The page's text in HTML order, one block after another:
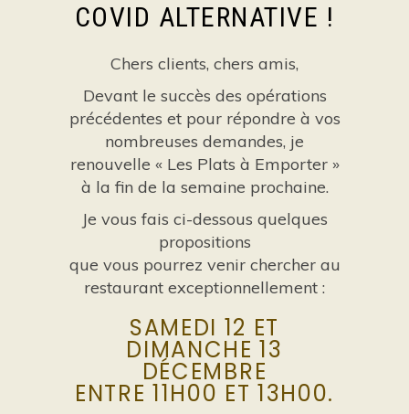
COVID ALTERNATIVE !
Chers clients, chers amis,
Devant le succès des opérations
précédentes et pour répondre à vos
nombreuses demandes, je
renouvelle « Les Plats à Emporter »
à la fin de la semaine prochaine.
Je vous fais ci-dessous quelques
propositions
que vous pourrez venir chercher au
restaurant exceptionnellement :
SAMEDI 12 ET
DIMANCHE 13
DÉCEMBRE
ENTRE 11H00 ET 13H00.